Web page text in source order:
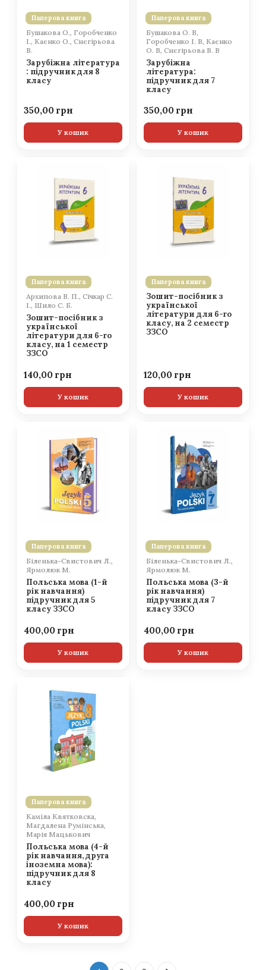
Паперова книга
Бушакова О., Горобченко
І., Каєнко О., Снєгірьова
В.
Зарубіжна література
: підручник для 8
класу
350,00
У кошик
Паперова книга
Бушакова О. В,
Горобченко І. В, Каєнко
О. В, Снєгірьова В. В
Зарубіжна
література:
підручник для 7
класу
350,00
У кошик
Паперова книга
Архипова В. П., Січкар С.
І., Шило С. Б.
Зошит-посібник з
української
літератури для 6-го
класу, на 1 семестр
ЗЗСО
140,00
У кошик
Паперова книга
Зошит-посібник з
української
літератури для 6-го
класу, на 2 семестр
ЗЗСО
120,00
У кошик
Паперова книга
Біленька-Свистович Л.,
Ярмолюк М.
Польська мова (1-й
рік навчання)
підручник для 5
класу ЗЗСО
400,00
У кошик
Паперова книга
Біленька-Свистович Л.,
Ярмолюк М.
Польська мова (3-й
рік навчання)
підручник для 7
класу ЗЗСО
400,00
У кошик
Паперова книга
Каміла Квятковска,
Магдалена Румінська,
Марія Мацькович
Польська мова (4-й
рік навчання, друга
іноземна мова):
підручник для 8
класу
400,00
У кошик